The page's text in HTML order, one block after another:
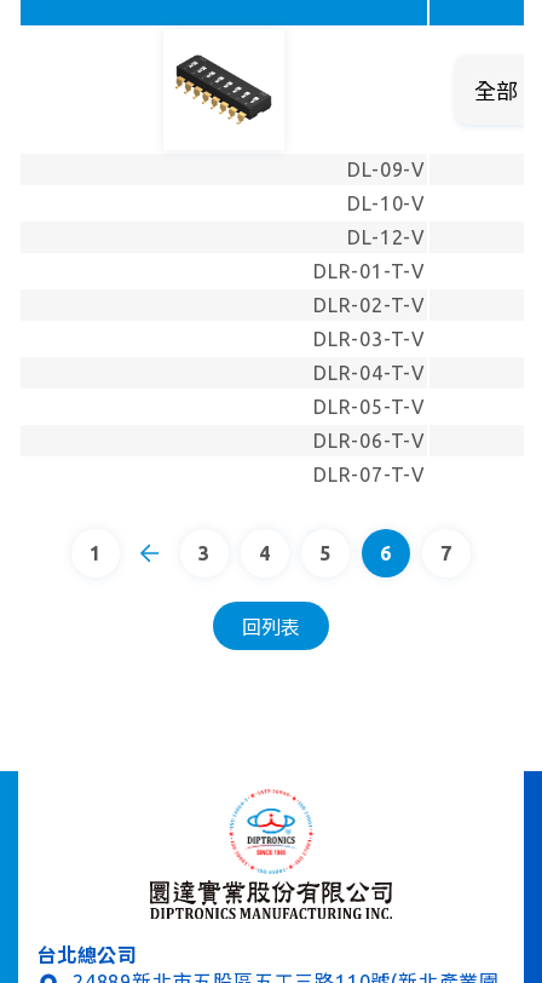
DL-09-V
DL-10-V
DL-12-V
DLR-01-T-V
DLR-02-T-V
DLR-03-T-V
DLR-04-T-V
DLR-05-T-V
DLR-06-T-V
DLR-07-T-V
1 3 4 5 6 7
回列表
台北總公司